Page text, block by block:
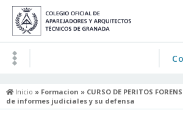
Inicio » Formacion » CURSO DE PERITOS
de informes judiciales y su defensa